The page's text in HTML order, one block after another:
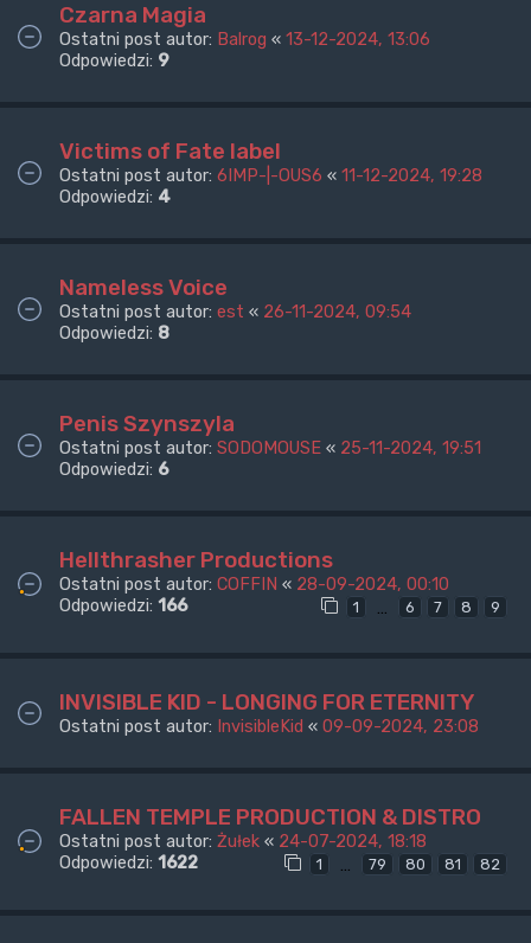
Czarna Magia
Ostatni post autor: Balrog « 13-12-2024, 13:06
Odpowiedzi: 9
Victims of Fate label
Ostatni post autor: 6IMP-|-OUS6 « 11-12-2024, 19:28
Odpowiedzi: 4
Nameless Voice
Ostatni post autor: est « 26-11-2024, 09:54
Odpowiedzi: 8
Penis Szynszyla
Ostatni post autor: SODOMOUSE « 25-11-2024, 19:51
Odpowiedzi: 6
Hellthrasher Productions
Ostatni post autor: COFFIN « 28-09-2024, 00:10
Odpowiedzi: 166 1 … 6 7 8 9
INVISIBLE KID - LONGING FOR ETERNITY
Ostatni post autor: InvisibleKid « 09-09-2024, 23:08
FALLEN TEMPLE PRODUCTION & DISTRO
Ostatni post autor: Żułek « 24-07-2024, 18:18
Odpowiedzi: 1622 1 79 80 81 82